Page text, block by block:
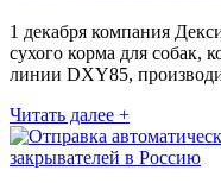
1 декабря компания
сухого корма для
линии DXY85,
Читать далее +